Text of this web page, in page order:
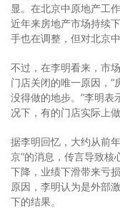
显。在北京中原地产工
近年来房地产市场持续
手也在调整，但对北京
不过，在李明看来，市
门店关闭的唯一原因，
没得做的地步。”李明表
况下，有的门店实际上
据李明回忆，大约从前
京”的消息，传言导致核
下降，业绩下滑带来亏
原因，李明认为是外部
下的结果。